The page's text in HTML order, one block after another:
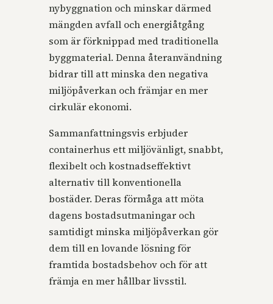
nybyggnation och minskar därmed
mängden avfall och energiåtgång
som är förknippad med traditionella
byggmaterial. Denna återanvändning
bidrar till att minska den negativa
miljöpåverkan och främjar en mer
cirkulär ekonomi.
Sammanfattningsvis erbjuder
containerhus ett miljövänligt, snabbt,
flexibelt och kostnadseffektivt
alternativ till konventionella
bostäder. Deras förmåga att möta
dagens bostadsutmaningar och
samtidigt minska miljöpåverkan gör
dem till en lovande lösning för
framtida bostadsbehov och för att
främja en mer hållbar livsstil.